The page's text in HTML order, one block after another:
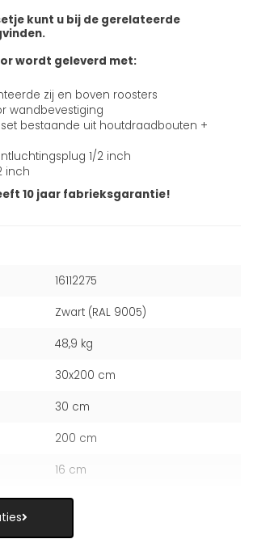
kunt u bij de gerelateerde
wordt geleverd met:
zij en boven roosters
wandbevestiging
bestaande uit houtdraadbouten +
1/2 inch
inch
10 jaar fabrieksgarantie!
16112275
Zwart (RAL 9005)
48,9 kg
30x200 cm
30 cm
200 cm
16 cm